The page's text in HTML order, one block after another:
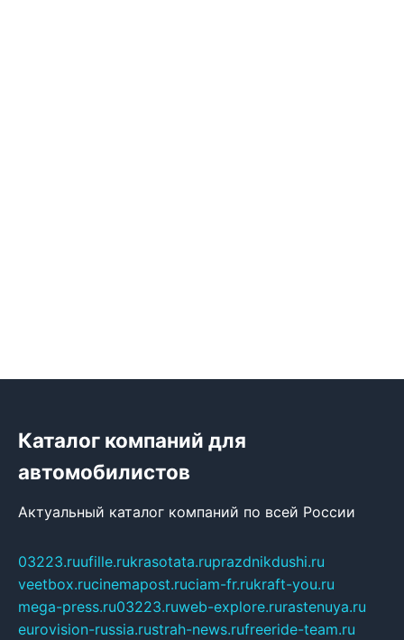
Каталог компаний для
автомобилистов
Актуальный каталог компаний по всей России
03223.ruufille.rukrasotata.ruprazdnikdushi.ru
veetbox.rucinemapost.ruciam-fr.rukraft-you.ru
mega-press.ru03223.ruweb-explore.rurastenuya.ru
eurovision-russia.rustrah-news.rufreeride-team.ru